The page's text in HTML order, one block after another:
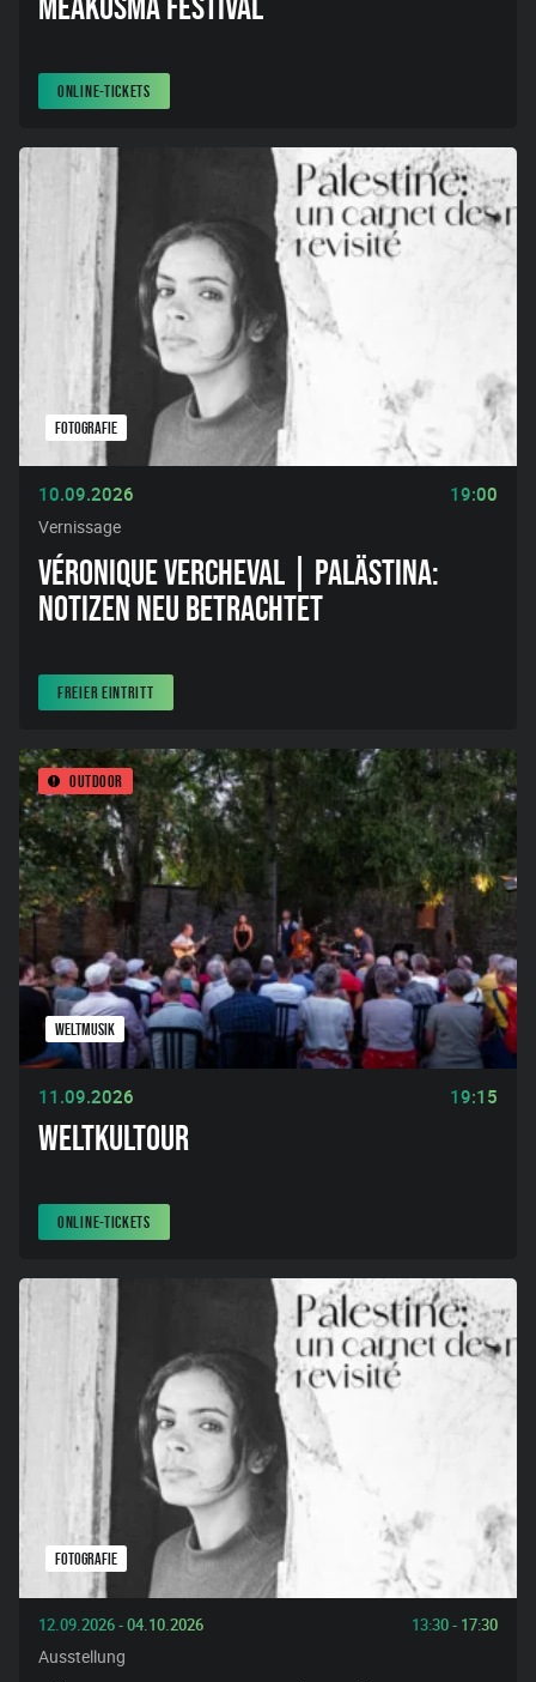
ONLINE-TICKETS
FOTOGRAFIE
10.09.2026 19:00
Vernissage
VÉRONIQUE VERCHEVAL | PALÄSTINA:
NOTIZEN NEU BETRACHTET
FREIER EINTRITT
Outdoor
WELTMUSIK
11.09.2026 19:15
WELTKULTOUR
ONLINE-TICKETS
FOTOGRAFIE
12.09.2026 - 04.10.2026 13:30 - 17:30
Ausstellung